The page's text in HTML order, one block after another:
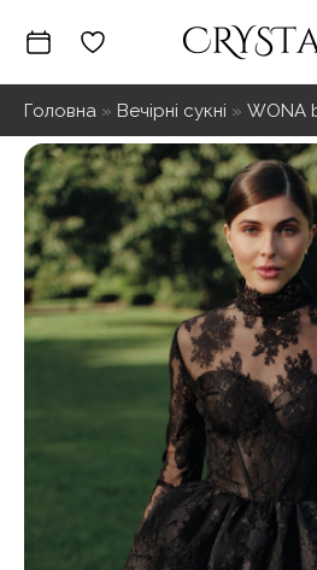
вмісту
Головна » Вечірні сукні » WONA